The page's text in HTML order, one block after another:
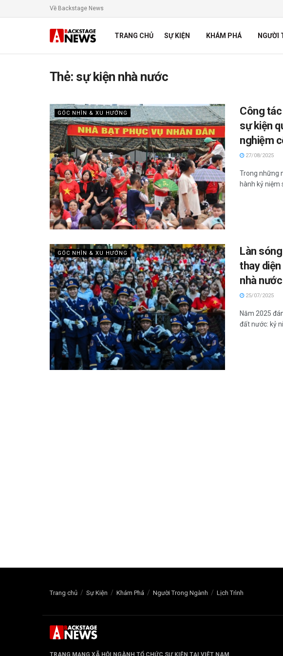
Về Backstage News
TRANG CHỦ SỰ KIỆN KHÁM PHÁ NGƯỜI
Thẻ: sự kiện nhà nước
GÓC NHÌN & XU HƯỚNG
Công
sự kiện
nghiệm
27/08/2025
Trong những
hành kỷ niệm
GÓC NHÌN & XU HƯỚNG
Làn
thay
nhà
25/07/2025
Năm 2025
đất nước: kỷ
Trang chủ Sự Kiện Khám Phá Người Trong Ngành Lịch Trình
TRANG MẠNG XÃ HỘI NGÀNH TỔ CHỨC SỰ KIỆN TẠI VIỆT NAM